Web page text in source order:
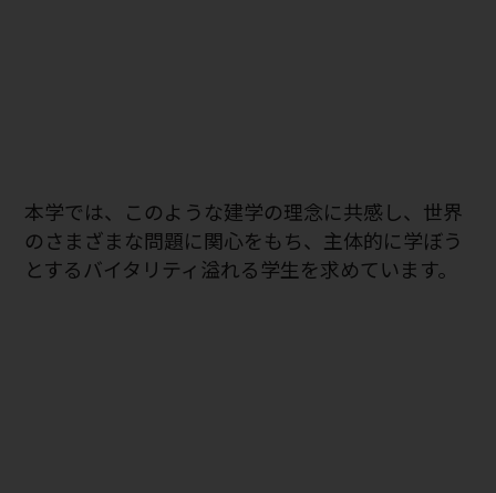
本学では、このような建学の理念に共感し、世界
のさまざまな問題に関心をもち、主体的に学ぼう
とするバイタリティ溢れる学生を求めています。